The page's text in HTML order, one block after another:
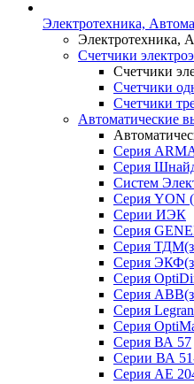
Электротехника,
Электротехника,
Счетчики
Счетчики
Счетчики
Счетчики
Автоматические
Серия
Серия
Систем
Серия YON
Серии ИЭК
Серия
Серия
Серия
Серия
Серия
Серия
Серия
Серия ВА 57
Серии ВА
Серия АЕ